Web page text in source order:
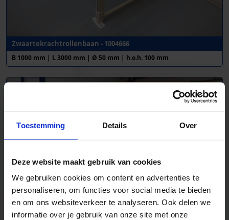
Toestemming Details Over
Deze website maakt gebruik van cookies
We gebruiken cookies om content en advertenties te
personaliseren, om functies voor social media te bieden
en om ons websiteverkeer te analyseren. Ook delen we
informatie over je gebruik van onze site met onze
Zwaartekrachtrollenbaan - 1004666
B 1000 mm | L 3000 mm | Ø 50 mm | h.o.h. 100 mm